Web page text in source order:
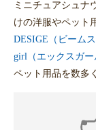
ミニチュアシュナ
けの洋服やペット
DESIGE（ビームス
girl（エックスガー
ペット用品を数多